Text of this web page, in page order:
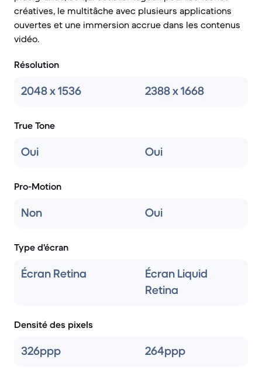
créatives, le multitâche avec plusieurs applications
ouvertes et une immersion accrue dans les contenus
vidéo.
Résolution
2048 x 1536 2388 x 1668
True Tone
Oui Oui
Pro-Motion
Non Oui
Type d'écran
Écran Retina
Écran Liquid
Retina
Densité des pixels
326ppp 264ppp